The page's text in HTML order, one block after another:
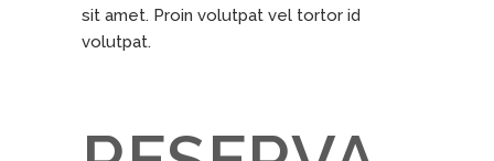
sit amet. Proin volutpat vel tortor id
volutpat.